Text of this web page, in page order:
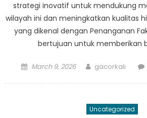
strategi inovatif untuk mendukung
wilayah ini dan meningkatkan kualitas
yang dikenal dengan Penanganan
bertujuan untuk memberikan
Posted
March 9, 2026 Author
gacorkali
Uncategorized